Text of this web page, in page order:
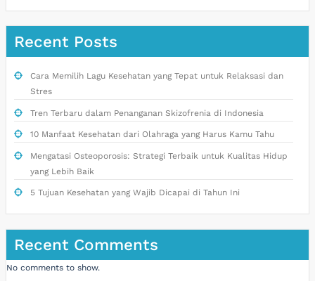
Recent Posts
Cara Memilih Lagu Kesehatan yang Tepat untuk Relaksasi dan
Stres
Tren Terbaru dalam Penanganan Skizofrenia di Indonesia
10 Manfaat Kesehatan dari Olahraga yang Harus Kamu Tahu
Mengatasi Osteoporosis: Strategi Terbaik untuk Kualitas Hidup
yang Lebih Baik
5 Tujuan Kesehatan yang Wajib Dicapai di Tahun Ini
Recent Comments
No comments to show.